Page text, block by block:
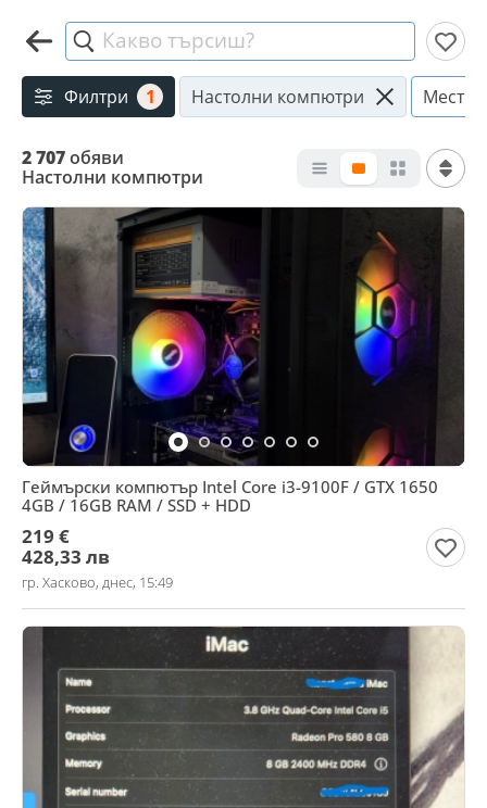
Какво търсиш?
Филтри 1 Настолни компютри
2 707обяви
Настолни компютри
Геймърски компютър Intel Core i3-9100F / GTX 1650
4GB / 16GB RAM / SSD + HDD
219 €
428,33 лв
гр. Хасково, днес, 15:49